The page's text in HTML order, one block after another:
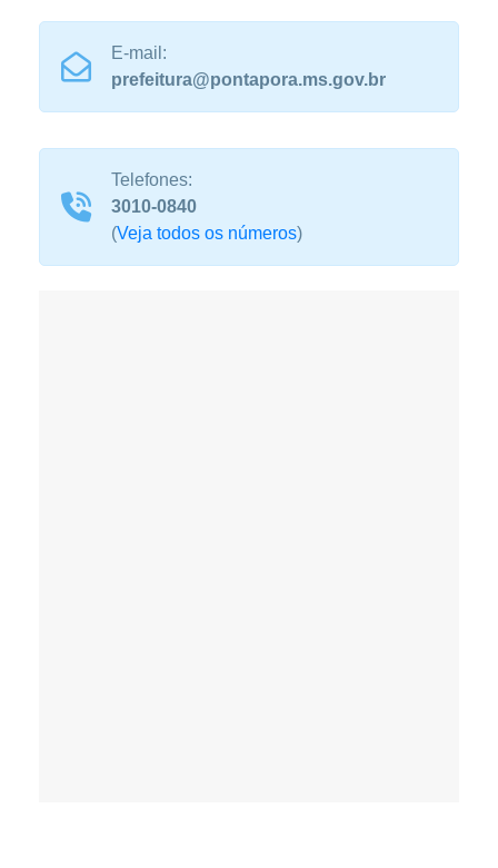
E-mail:
prefeitura@pontapora.ms.gov.br
Telefones:
3010-0840
(Veja todos os números)